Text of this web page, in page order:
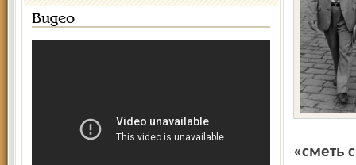
Видео
«сметь